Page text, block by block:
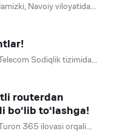
Navoiy viloyatida
tezroq tiklash uchun
Sodiqlik tizimida
maqsad qilganmiz.
routerdan
bo‘lib to‘lashga!
365 ilovasi orqali